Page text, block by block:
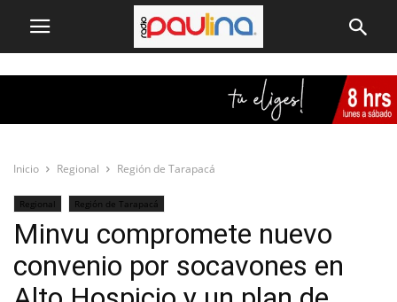
Inicio Regional Región de Tarapacá
Regional Región de Tarapacá
Minvu compromete nuevo
convenio por socavones en